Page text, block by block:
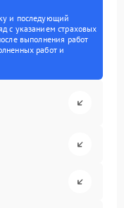
и последующий
с указанием страховых
выполнения работ
работ и